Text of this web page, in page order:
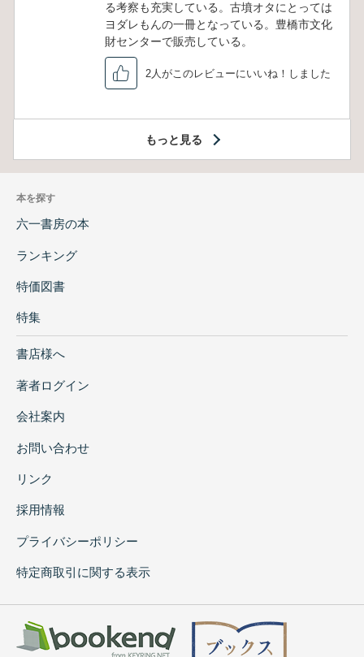
る考察も充実している。古墳オタにとっては
ヨダレもんの一冊となっている。豊橋市文化
財センターで販売している。
2人がこのレビューにいいね！しました
もっと見る
本を探す
六一書房の本
ランキング
特価図書
特集
書店様へ
著者ログイン
会社案内
お問い合わせ
リンク
採用情報
プライバシーポリシー
特定商取引に関する表示